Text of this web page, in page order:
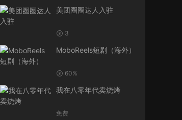
美团圈圈达人入驻
3
MoboReels短剧（海外）
60%
我在八零年代卖烧烤
免费